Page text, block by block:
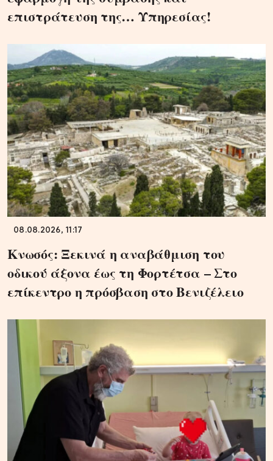
επιστράτευση της… Υπηρεσίας!
08.08.2026, 11:17
Κνωσός: Ξεκινά η αναβάθμιση του
οδικού άξονα έως τη Φορτέτσα – Στο
επίκεντρο η πρόσβαση στο Βενιζέλειο